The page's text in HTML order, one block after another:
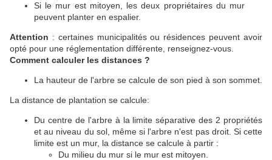
Si le mur est mitoyen, les deux propriétaires du mur
peuvent planter en espalier.
Attention : certaines municipalités ou résidences peuvent avoir
opté pour une réglementation différente, renseignez-vous.
Comment calculer les distances ?
La hauteur de l'arbre se calcule de son pied à son sommet.
La distance de plantation se calcule:
Du centre de l'arbre à la limite séparative des 2 propriétés
et au niveau du sol, même si l'arbre n'est pas droit. Si cette
limite est un mur, la distance se calcule à partir :
Du milieu du mur si le mur est mitoyen.